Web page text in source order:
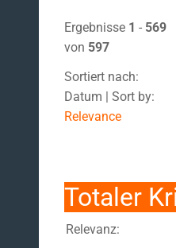
Ergebnisse 1 - 569
von 597
Sortiert nach:
Datum | Sort by:
Relevance
Totaler
Relevanz: